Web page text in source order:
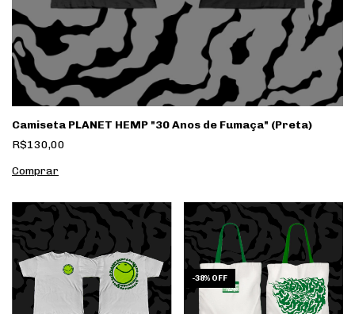
Camiseta PLANET HEMP "30 Anos de Fumaça" (Preta)
R$130,00
Comprar
-38% OFF